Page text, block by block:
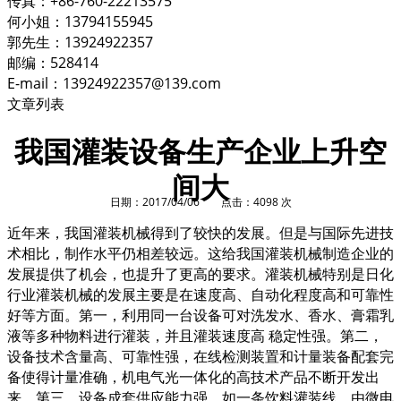
何小姐：13794155945
郭先生：13924922357
邮编：528414
E-mail：13924922357@139.com
文章列表
我国灌装设备生产企业上升空
间大
日期：2017/04/06 点击：4098 次
近年来，我国灌装机械得到了较快的发展。但是与国际先进技
术相比，制作水平仍相差较远。这给我国灌装机械制造企业的
发展提供了机会，也提升了更高的要求。灌装机械特别是日化
行业灌装机械的发展主要是在速度高、自动化程度高和可靠性
好等方面。第一，利用同一台设备可对洗发水、香水、膏霜乳
液等多种物料进行灌装，并且灌装速度高 稳定性强。第二，
设备技术含量高、可靠性强，在线检测装置和计量装备配套完
备使得计量准确，机电气光一体化的高技术产品不断开发出